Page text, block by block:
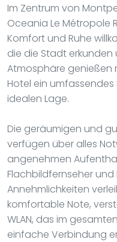
Im Zentrum von
Oceania Le Métropole
Komfort und Ruhe
die die Stadt
Atmosphäre genießen
Hotel ein
idealen Lage.
Die geräumigen und
verfügen über alles
angenehmen
Flachbildfernseher und
Annehmlichkeiten
komfortable Note,
WLAN, das im
einfache Verbindung